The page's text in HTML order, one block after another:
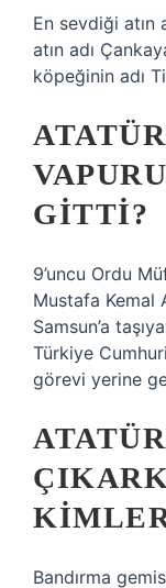
En sevdiği atın
atın adı
köpeğinin adı
GITTI?
9’uncu Ordu
Mustafa Kemal
Samsun’a
Türkiye
görevi yerine
Bandırma